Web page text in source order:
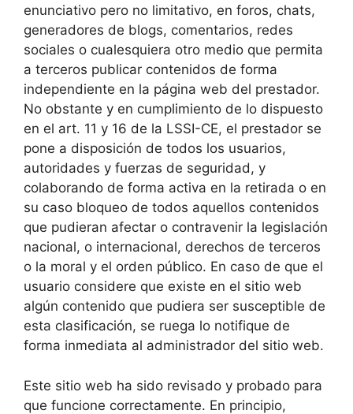
enunciativo pero no limitativo, en foros, chats,
generadores de blogs, comentarios, redes
sociales o cualesquiera otro medio que permita
a terceros publicar contenidos de forma
independiente en la página web del prestador.
No obstante y en cumplimiento de lo dispuesto
en el art. 11 y 16 de la LSSI-CE, el prestador se
pone a disposición de todos los usuarios,
autoridades y fuerzas de seguridad, y
colaborando de forma activa en la retirada o en
su caso bloqueo de todos aquellos contenidos
que pudieran afectar o contravenir la legislación
nacional, o internacional, derechos de terceros
o la moral y el orden público. En caso de que el
usuario considere que existe en el sitio web
algún contenido que pudiera ser susceptible de
esta clasificación, se ruega lo notifique de
forma inmediata al administrador del sitio web.
Este sitio web ha sido revisado y probado para
que funcione correctamente. En principio,